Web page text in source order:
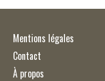
Mentions légales
Contact
À propos